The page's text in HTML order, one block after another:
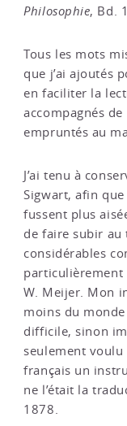
Philosophie, Bd.
Tous les mots
que j’ai ajoutés
en faciliter la
accompagnés de
empruntés au
J’ai tenu à
Sigwart, afin
fussent plus
de faire subir au
considérables
particulièrement
W. Meijer. Mon
moins du
difficile, sinon
seulement
français un
ne l’était la
1878.